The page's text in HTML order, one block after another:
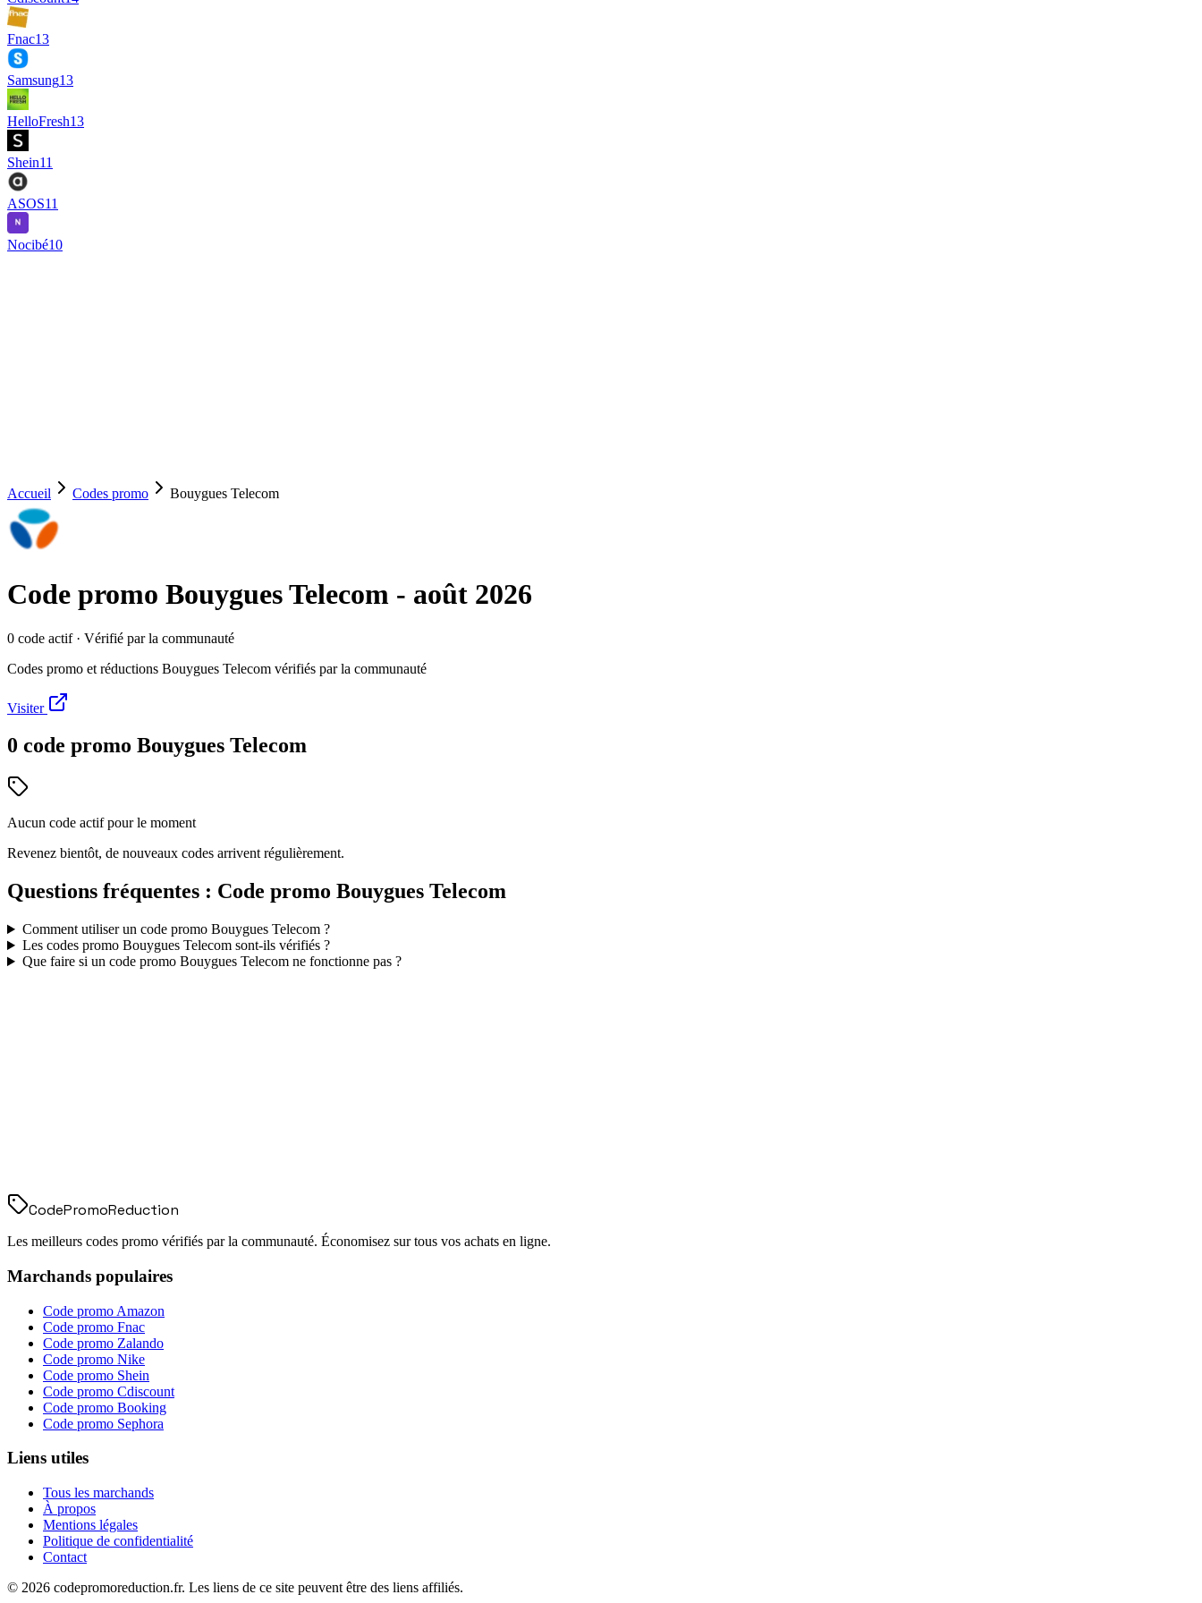
Fnac13
Samsung13
HelloFresh13
Shein11
ASOS11
Nocibé10
Accueil Codes promo Bouygues Telecom
Code promo Bouygues Telecom - août 2026
0 code actif· Vérifié par la communauté
Codes promo et réductions Bouygues Telecom vérifiés par la communauté
Visiter
0 code promo Bouygues Telecom
Aucun code actif pour le moment
Revenez bientôt, de nouveaux codes arrivent régulièrement.
Questions fréquentes : Code promo Bouygues Telecom
Comment utiliser un code promo Bouygues Telecom?
Les codes promo Bouygues Telecomsont-ils vérifiés ?
Que faire si un code promo Bouygues Telecomne fonctionne pas ?
CodePromoReduction
Les meilleurs codes promo vérifiés par la communauté. Économisez sur tous vos achats en ligne.
Marchands populaires
Code promo Amazon
Code promo Fnac
Code promo Zalando
Code promo Nike
Code promo Shein
Code promo Cdiscount
Code promo Booking
Code promo Sephora
Liens utiles
Tous les marchands
À propos
Mentions légales
Politique de confidentialité
Contact
© 2026 codepromoreduction.fr. Les liens de ce site peuvent être des liens affiliés.